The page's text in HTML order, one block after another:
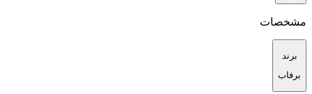
مشخصات
برند
برفاب